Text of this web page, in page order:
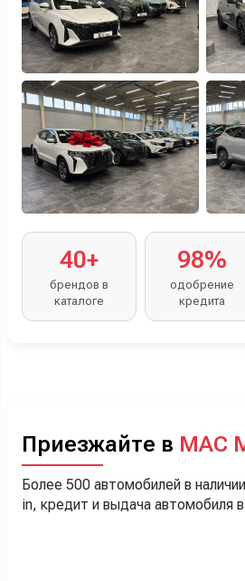
40+
брендов в
каталоге
98%
одобрение
кредита
Приезжайте в МАС
Более 500 автомобилей в
in, кредит и выдача автомобиля